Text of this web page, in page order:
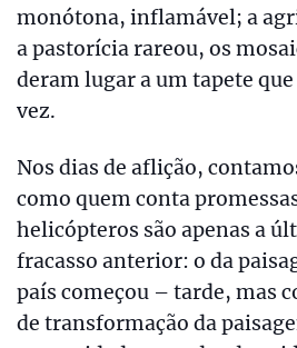
monótona, inflamável; a
a pastorícia rareou, os
deram lugar a um tapete
vez.
Nos dias de aflição,
como quem conta
helicópteros são apenas a
fracasso anterior: o da
país começou – tarde, mas
de transformação da